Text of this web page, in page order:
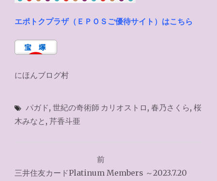
エポトクプラザ（ＥＰＯＳご優待サイト）はこちら
にほんブログ村
パガド, 世紀の奇術師 カリオストロ , 春乃さくら, 桜
木みなと , 芹香斗亜
稿
前
三井住友カードPlatinum Members ～2023.7.20